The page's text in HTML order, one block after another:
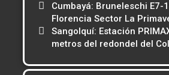
Cumbayá: Bruneleschi E7-
Florencia Sector La
Sangolquí: Estación
metros del redondel del